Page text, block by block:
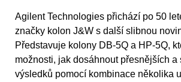
Agilent Technologies přichází po 50
značky kolon J&W s další slibnou
Představuje kolony DB-5Q a HP-5Q,
možnosti, jak dosáhnout přesnějších
výsledků pomocí kombinace několika